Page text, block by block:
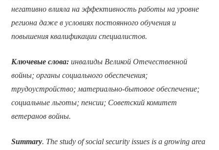
негативно влияла на эффективность работы на уровне
региона даже в условиях постоянного обучения и
повышения квалификации специалистов.
Ключевые слова:инвалиды Великой Отечественной
войны; органы социального обеспечения;
трудоустройство; материально-бытовое обеспечение;
социальные льготы; пенсии; Советский комитет
ветеранов войны.
Summary. The study of social security issues is a growing area